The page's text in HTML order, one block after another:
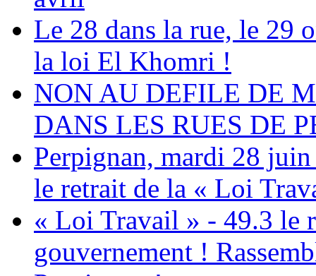
Le 28 dans la rue, le 29
la loi El Khomri !
NON AU DEFILE DE
DANS LES RUES DE
Perpignan, mardi 28
le retrait de la « Loi
« Loi Travail » - 49.3 le
gouvernement !